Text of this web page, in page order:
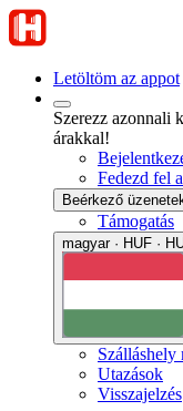
Letöltöm az appot
Szerezz azonnali
árakkal!
Fedezd fel
Beérkező
Támogatás
magyar · HUF ·
Szálláshely
Utazások
Visszajelzés